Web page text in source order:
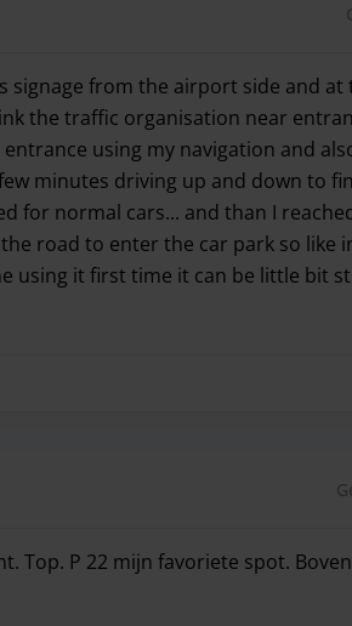
signage from the airport side and
the traffic organisation near
using my navigation and
minutes driving up and down to
for normal cars... and than I
road to enter the car park so like
using it first time it can be little bit
Top. P 22 mijn favoriete spot.